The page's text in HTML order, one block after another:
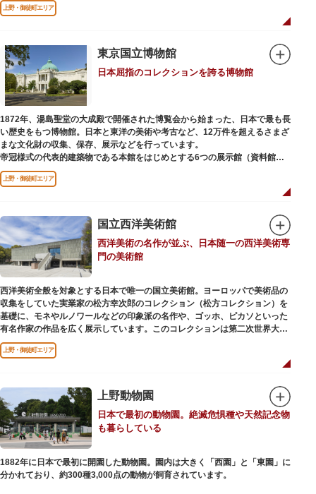
などから構成されています。
2005年「愛・地球博」の長久手日本館で人気を博した「地球の部屋」を移設
100万分の1の大きさ）のドームの内側すべてがスクリーンになっている世界
初のシアターで、月ごとに変わるオリジナル映像を上映しています。
楽しみながら学習できるイベント企画や、恐竜をはじめとした様々な実物標
本、子ども向けのコーナーもあり、お子様連れでも楽しめる博物館です。
また、国立科学博物館では、日本およびアジアにおける科学系博物館の中核
施設として、調査研究、標本資料の収集・保管・活用、展示・学習支援を推
進。これらの活動を上野の本館、白金台の附属自然教育園、茨城県つくば市
の実験植物園や筑波研究施設（非公開）で展開しています。
上野・御徒町エリア
東京国立博物館
日本屈指のコレクションを誇る博物館
1872年、湯島聖堂の大成殿で開催された博覧会から始まった、日本で最も長
い歴史をもつ博物館。日本と東洋の美術や考古など、12万件を超えるさまざ
まな文化財の収集、保存、展示などを行っています。
帝冠様式の代表的建築物である本館をはじめとする6つの展示館（資料館）
からなり、89件の国宝を所蔵。常に貴重な文化財を公開し、講座や講演会、
ワークショップなどを実施しています。国宝や重要文化財などの名品をたど
りながら、真の美術史を堪能し価値あるひと時を過ごしてみてはいかがでし
吹き抜けのエントランスに大理石の大階段がある本館では、壁時計やステン
ドグラスなど格調高い内部装飾にも注目してみてください。初めて来館する
方や時間が限られている方などに向け提案されたコース（日本美術入門／た
てものめぐり／仏像大好き）を参考にめぐるのも良いでしょう。
敷地内にはレストランやミュージアムショップのほか緑豊かな庭園も。季節
ごとの彩りを感じながらゆったりと散策するのもおすすめです。
上野・御徒町エリア
国立西洋美術館
西洋美術の名作が並ぶ、日本随一の西洋美術専
門の美術館
西洋美術全般を対象とする日本で唯一の国立美術館。ヨーロッパで美術品の
収集をしていた実業家の松方幸次郎のコレクション（松方コレクション）を
基礎に、モネやルノワールなどの印象派の名作や、ゴッホ、ピカソといった
有名作家の作品を広く展示しています。このコレクションは第二次世界大戦
中にフランス政府に接収され、戦後に専用の美術館を創設することを条件に
日本へ寄贈返還されました。
もの。「ル・コルビュジエの建築作品－近代建築運動への顕著な貢献－」の
構成資産の一つとして東京初の世界文化遺産に登録されています。前庭にも
ロダンの彫刻が展示されており、散策しながら美術鑑賞を楽しめるのも魅力
のひとつ。 ボランティア・スタッフと一緒に鑑賞する「美術トーク」や、解
説を聞きながら本館や前庭を一緒に歩く「建築ツアー」など、初めての来館
でも気軽に楽しめるプログラムも用意されています。
上野・御徒町エリア
上野動物園
日本で最初の動物園。絶滅危惧種や天然記念物
も暮らしている
1882年に日本で最初に開園した動物園。園内は大きく「西園」と「東園」に
分かれており、約300種3,000点の動物が飼育されています。